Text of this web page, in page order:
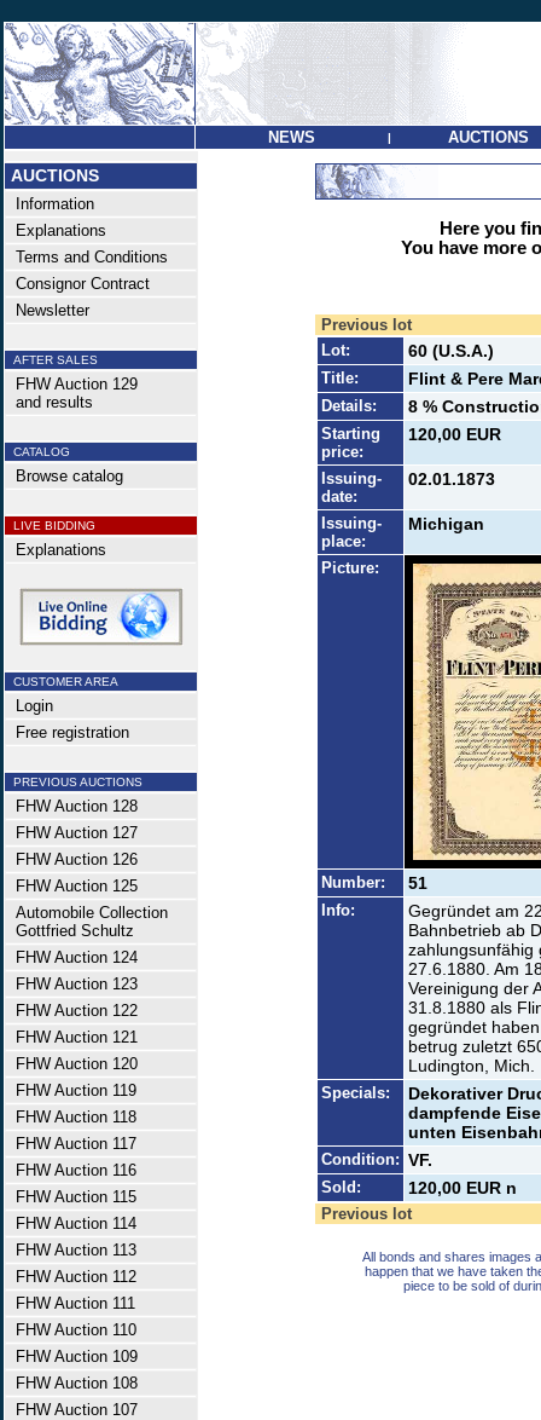
NEWS | AUCTIONS
AUCTIONS
Information
Explanations
Terms and Conditions
Consignor Contract
Newsletter
AFTER SALES
FHW Auction 129
and results
CATALOG
Browse catalog
LIVE BIDDING
Explanations
CUSTOMER AREA
Login
Free registration
PREVIOUS AUCTIONS
FHW Auction 128
FHW Auction 127
FHW Auction 126
FHW Auction 125
Automobile Collection
Gottfried Schultz
FHW Auction 124
FHW Auction 123
FHW Auction 122
FHW Auction 121
FHW Auction 120
FHW Auction 119
FHW Auction 118
FHW Auction 117
FHW Auction 116
FHW Auction 115
FHW Auction 114
FHW Auction 113
FHW Auction 112
FHW Auction 111
FHW Auction 110
FHW Auction 109
FHW Auction 108
FHW Auction 107
Here you
You have more
Previous lot
Lot:
60 (U.S.A.)
Title: Flint & Pere
Details: 8 %
Starting
price:
120,00 EUR
Issuing-
date:
02.01.1873
Issuing-
place:
Michigan
Picture:
Number: 51
Info:
Gegründet am
Bahnbetrieb ab
zahlungsunfähig
27.6.1880. Am
Vereinigung der
31.8.1880 als
gegründet
betrug zuletzt
Ludington, Mich.
Specials:
Dekorativer
dampfende
unten
Condition: VF.
Sold: 120,00 EUR n
Previous lot
All bonds and shares images
happen that we have taken
piece to be sold of